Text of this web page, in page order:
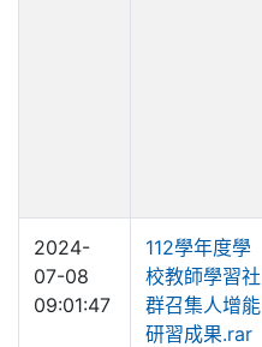
2024-
07-08
09:01:47
112學年度學
校教師學習社
群召集人增能
研習成果.rar